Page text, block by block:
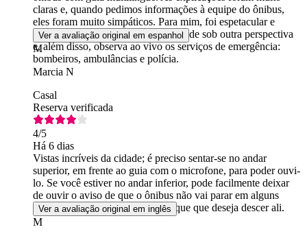
claras e, quando pedimos informações à equipe do ônibus,
eles foram muito simpáticos. Para mim, foi espetacular e
muito recomendável. Você vê a cidade sob outra perspectiva
e, além disso, observa ao vivo os serviços de emergência:
bombeiros, ambulâncias e polícia.
Ver a avaliação original em espanhol
M
Marcia N
Casal
Reserva verificada
4/5
Há 6 dias
Vistas incríveis da cidade; é preciso sentar-se no andar
superior, em frente ao guia com o microfone, para poder ouvi-
lo. Se você estiver no andar inferior, pode facilmente deixar
de ouvir o aviso de que o ônibus não vai parar em alguns
pontos, a menos que alguém indique que deseja descer ali.
Ver a avaliação original em inglês
M